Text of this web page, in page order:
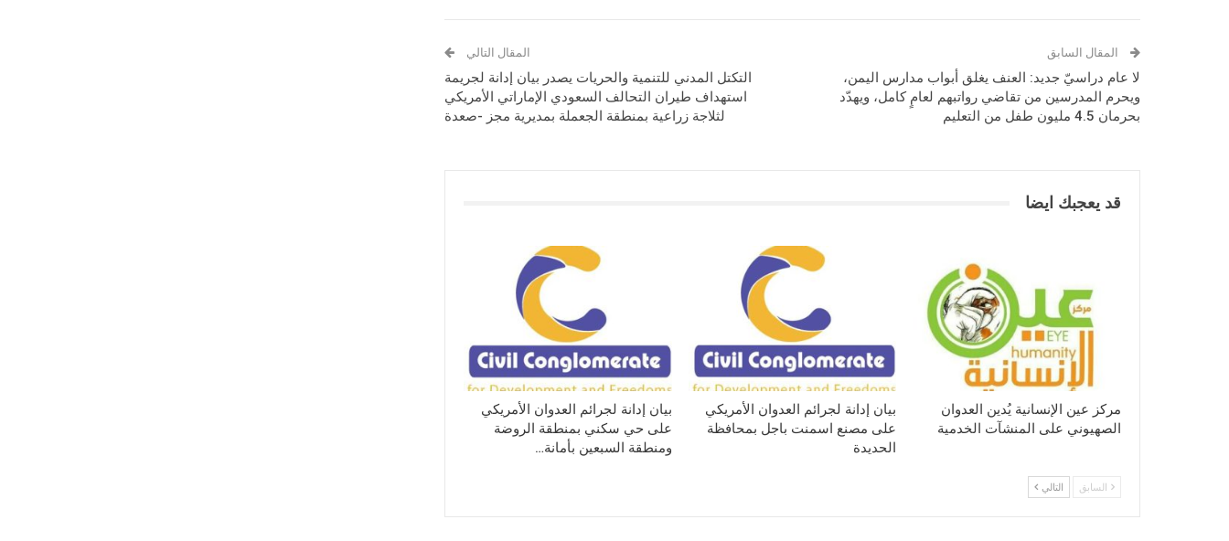
المقال السابق
لا عام دراسيّ جديد: العنف يغلق أبواب مدارس اليمن،
ويحرم المدرسين من تقاضي رواتبهم لعامٍ كامل، ويهدّد
بحرمان 4.5 مليون طفل من التعليم
المقال التالي
التكتل المدني للتنمية والحريات يصدر بيان إدانة لجريمة
استهداف طيران التحالف السعودي الإماراتي الأمريكي
لثلاجة زراعية بمنطقة الجعملة بمديرية مجز -صعدة
قد يعجبك ايضا
مركز عين الإنسانية يُدين العدوان
الصهيوني على المنشآت الخدمية
بيان إدانة لجرائم العدوان الأمريكي
على مصنع اسمنت باجل بمحافظة
الحديدة
بيان إدانة لجرائم العدوان الأمريكي
على حي سكني بمنطقة الروضة
ومنطقة السبعين بأمانة…
السابق التالي